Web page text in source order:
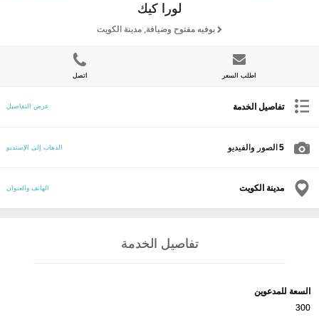
لورا كيك
بوفيه مفتوح وضيافة, مدينة الكويت
اطلب السعر اتصل
تفاصيل الخدمة عرض التفاصيل
5 الصور والفيديو الذهاب إلى الإستديو
مدينة الكويت الهاتف والعنوان
تفاصيل الخدمة
السعة للمدعوين
300